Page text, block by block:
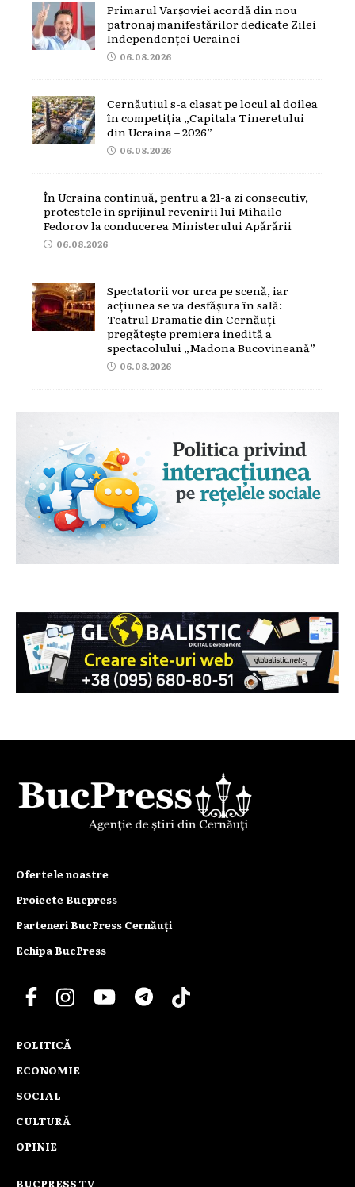
Primarul Varșoviei acordă din nou
patronaj manifestărilor dedicate Zilei
Independenței Ucrainei
06.08.2026
Cernăuțiul s-a clasat pe locul al doilea
în competiția „Capitala Tineretului
din Ucraina – 2026”
06.08.2026
În Ucraina continuă, pentru a 21-a zi consecutiv,
protestele în sprijinul revenirii lui Mîhailo
Fedorov la conducerea Ministerului Apărării
06.08.2026
Spectatorii vor urca pe scenă, iar
acțiunea se va desfășura în sală:
Teatrul Dramatic din Cernăuți
pregătește premiera inedită a
spectacolului „Madona Bucovineană”
06.08.2026
Ofertele noastre
Proiecte Bucpress
Parteneri BucPress Cernăuți
Echipa BucPress
POLITICĂ
ECONOMIE
SOCIAL
CULTURĂ
OPINIE
BUCPRESS TV